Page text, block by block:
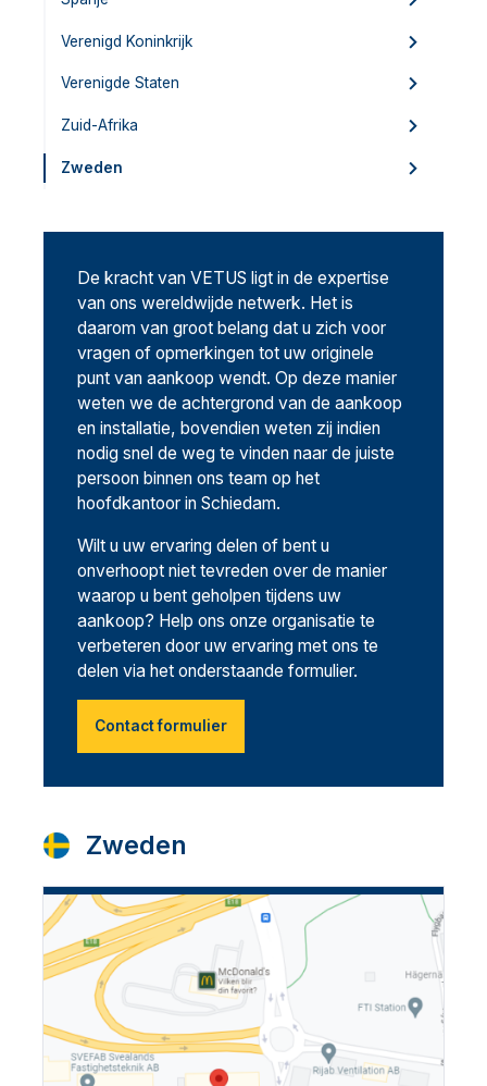
Verenigd Koninkrijk
Verenigde Staten
Zuid-Afrika
Zweden
De kracht van VETUS ligt in de expertise
van ons wereldwijde netwerk. Het is
daarom van groot belang dat u zich voor
vragen of opmerkingen tot uw originele
punt van aankoop wendt. Op deze manier
weten we de achtergrond van de aankoop
en installatie, bovendien weten zij indien
nodig snel de weg te vinden naar de juiste
persoon binnen ons team op het
hoofdkantoor in Schiedam.
Wilt u uw ervaring delen of bent u
onverhoopt niet tevreden over de manier
waarop u bent geholpen tijdens uw
aankoop? Help ons onze organisatie te
verbeteren door uw ervaring met ons te
delen via het onderstaande formulier.
Contact formulier
Zweden